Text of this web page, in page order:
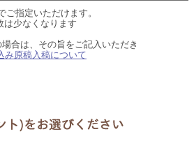
指定いただけます。
少なくなります
合は、その旨をご記入いただき
み原稿入稿について